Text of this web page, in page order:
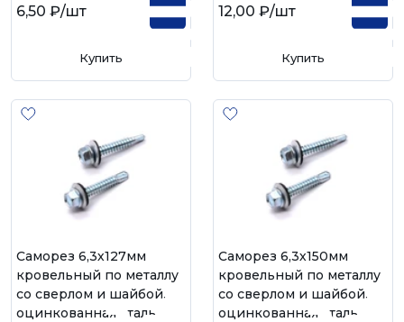
6,50 ₽/шт
Купить
12,00 ₽/шт
Купить
Саморез 6,3х127мм
кровельный по металлу
со сверлом и шайбой,
оцинкованная сталь
Саморез 6,3х150мм
кровельный по металлу
со сверлом и шайбой,
оцинкованная сталь